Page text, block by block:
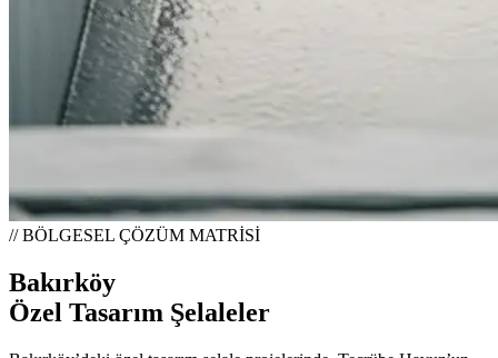
// BÖLGESEL ÇÖZÜM MATRİSİ
Bakırköy
Özel Tasarım Şelaleler